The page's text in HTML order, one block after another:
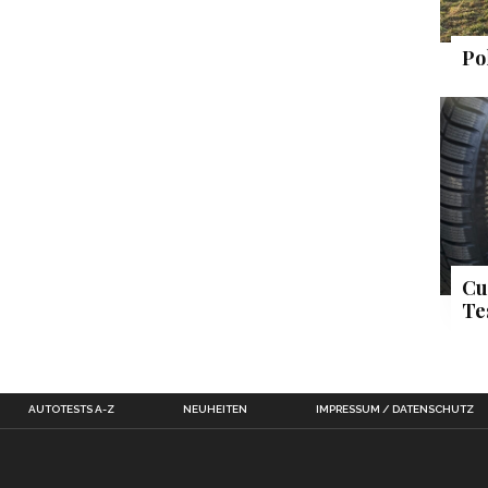
AUTOTESTS A-Z NEUHEITEN IMPRESSUM / DATENSCHUTZ